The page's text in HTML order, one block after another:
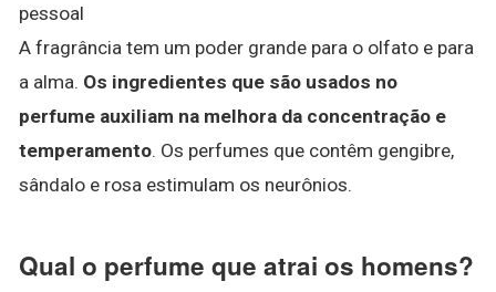
pessoal
A fragrância tem um poder grande para o olfato e para
a alma. Os ingredientes que são usados no
perfume auxiliam na melhora da concentração e
temperamento. Os perfumes que contêm gengibre,
sândalo e rosa estimulam os neurônios.
Qual o perfume que atrai os homens?